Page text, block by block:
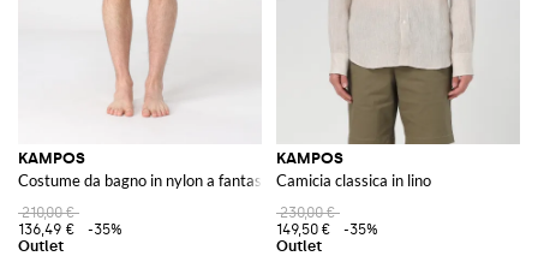
KAMPOS
Costume da bagno in nylon a fantasia
210,00 €
136,49 €
-35%
KAMPOS
Camicia classica in lino
230,00 €
149,50 €
-35%